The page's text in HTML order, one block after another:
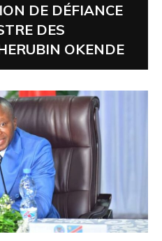
DE DÉFIANCE
DES
OKENDE